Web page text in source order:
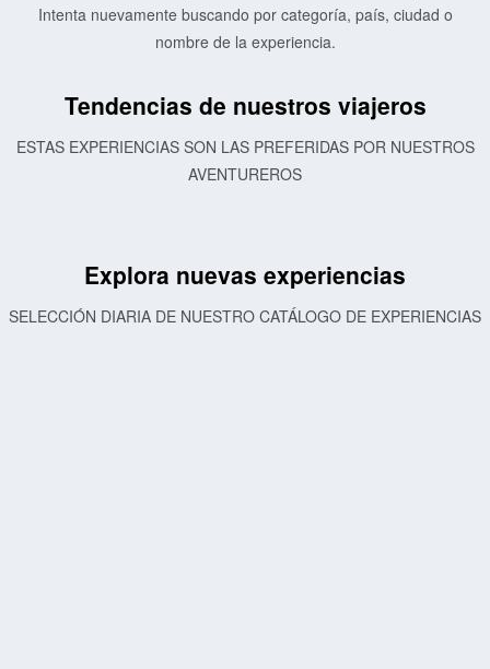
Intenta nuevamente buscando por categoría, país, ciudad o
nombre de la experiencia.
Tendencias de nuestros viajeros
ESTAS EXPERIENCIAS SON LAS PREFERIDAS POR NUESTROS
AVENTUREROS
Explora nuevas experiencias
SELECCIÓN DIARIA DE NUESTRO CATÁLOGO DE EXPERIENCIAS